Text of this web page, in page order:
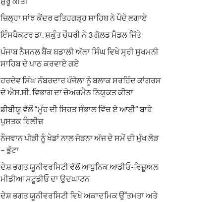
ਜ਼ਿਲ੍ਹਾ ਸਾਂਝ ਕੇਂਦਰ ਫਤਿਹਗੜ੍ਹ ਸਾਹਿਬ ਨੇ ਪੌਦੇ ਲਗਾਏ
ਇੰਸਪੈਕਟਰ ਡਾ. ਸ਼ਕੁੰਤ ਚੌਧਰੀ ਨੇ 3 ਗੋਲਡ ਮੈਡਲ ਜਿੱਤੇ
ਪੰਜਾਬ ਨੈਸ਼ਨਲ ਬੈਂਕ ਬਡਾਲੀ ਅੱਲਾ ਸਿੰਘ ਵਿਖੇ ਸ੍ਰੀ ਸੁਖਮਨੀ
ਸਾਹਿਬ ਦੇ ਪਾਠ ਕਰਵਾਏ ਗਏ
ਹਰਦੇਵ ਸਿੰਘ ਨੰਬਰਦਾਰ ਪੰਜੋਲਾ ਨੂੰ ਬਲਾਕ ਸਰਹਿੰਦ ਕਾਂਗਰਸ
ਦੇ ਐਸ.ਸੀ. ਵਿਭਾਗ ਦਾ ਚੇਅਰਮੈਨ ਨਿਯੁਕਤ ਕੀਤਾ
ਡੀਬੀਯੂ ਵੱਲੋਂ “ਮੂੰਹ ਦੀ ਸਿਹਤ ਸੰਭਾਲ ਵਿੱਚ ਏ ਆਈ” ਬਾਰੇ
ਪੁਸਤਕ ਰਿਲੀਜ਼
ਨੌਜਵਾਨ ਪੀੜੀ ਨੂੰ ਖੇਡਾਂ ਨਾਲ ਜੋੜਨਾ ਅੱਜ ਦੇ ਸਮੇਂ ਦੀ ਮੁੱਖ ਲੋੜ
– ਭੁੱਟਾ
ਦੇਸ਼ ਭਗਤ ਯੂਨੀਵਰਸਿਟੀ ਵੱਲੋਂ ਆਧੁਨਿਕ ਆਡੀਓ-ਵਿਜ਼ੂਅਲ
ਮੀਡੀਆ ਸਟੂਡੀਓ ਦਾ ਉਦਘਾਟਨ
ਦੇਸ਼ ਭਗਤ ਯੂਨੀਵਰਸਿਟੀ ਵਿਖੇ ਅਕਾਦਮਿਕ ਉੱਤਮਤਾ ਅਤੇ